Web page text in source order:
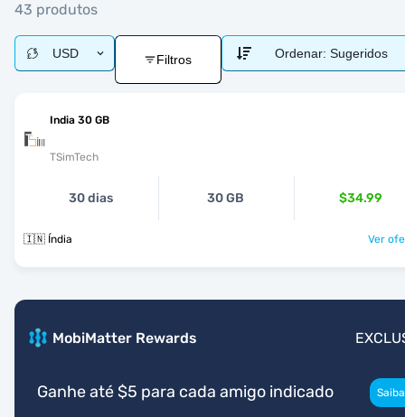
43 produtos
USD Filtros Ordenar: Sugeridos
India 30 GB
TSimTech
30 dias 30 GB $34.99
🇮🇳 Índia Ver
MobiMatter Rewards
Ganhe até $5 para cada amigo indicado